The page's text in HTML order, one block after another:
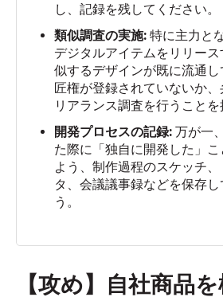
し、記録を残してください。
類似調査の実施: 特に主力と
デジタルアイテムをリリー
似するデザインが既に流通
匠権が登録されていないか、
リアランス調査を行うことを
開発プロセスの記録: 万が一
た際に「独自に開発した」
よう、制作過程のスケッチ
タ、会議議事録などを保存し
う。
【攻め】自社商品